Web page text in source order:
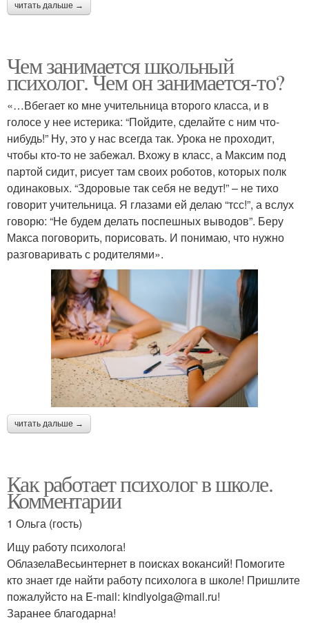
читать дальше →
Чем занимается школьный
психолог. Чем он занимается-то?
«…Вбегает ко мне учительница второго класса, и в
голосе у нее истерика: “Пойдите, сделайте с ним что-
нибудь!” Ну, это у нас всегда так. Урока не проходит,
чтобы кто-то не забежал. Вхожу в класс, а Максим под
партой сидит, рисует там своих роботов, которых полк
одинаковых. “Здоровые так себя не ведут!” – не тихо
говорит учительница. Я глазами ей делаю “тсс!”, а вслух
говорю: “Не будем делать поспешных выводов”. Беру
Макса поговорить, порисовать. И понимаю, что нужно
разговаривать с родителями».
читать дальше →
Как работает психолог в школе.
Комментарии
1 Ольга (гость)
Ищу работу психолога!
ОблазелаВесьинтернет в поисках вокансий! Помогите
кто знает где найти работу психолога в школе! Пришлите
пожалуйсто на E-mail: kindlyolga@mail.ru!
Заранее благодарна!